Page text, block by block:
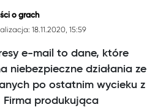
o grach
18.11.2020, 15:59
e-mail to dane, które
niebezpieczne działania ze
po ostatnim wycieku z
produkująca